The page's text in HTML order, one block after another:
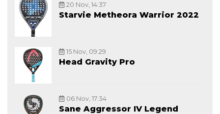
20 Nov, 14:37
Starvie Metheora Warrior 2022
15 Nov, 09:29
Head Gravity Pro
06 Nov, 17:34
Sane Aggressor IV Legend